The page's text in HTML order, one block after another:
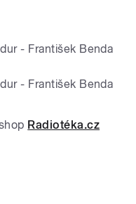
- František Benda
- František Benda
Radiotéka.cz